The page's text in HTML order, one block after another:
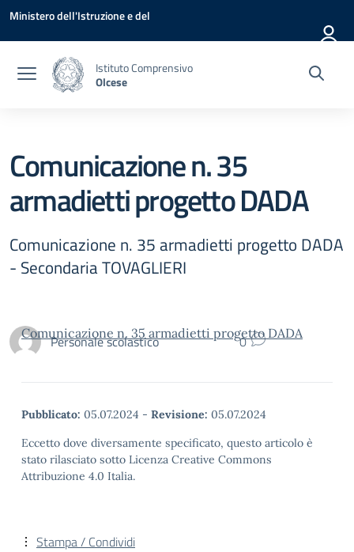
Vai ai contenuti
Vai al menu di navigazione
Vai al footer
Ministero dell'Istruzione e del
Istituto Comprensivo
Olcese
Comunicazione n. 35
armadietti progetto DADA
Comunicazione n. 35 armadietti progetto DADA
- Secondaria TOVAGLIERI
Personale scolastico 0
Comunicazione n. 35 armadietti progetto DADA
Pubblicato: 05.07.2024 - Revisione: 05.07.2024
Eccetto dove diversamente specificato, questo articolo è
stato rilasciato sotto Licenza Creative Commons
Attribuzione 4.0 Italia.
Stampa / Condividi